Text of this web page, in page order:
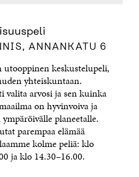
ANNANKATU 6
keskustelupeli,
yhteiskuntaan.
valita arvosi ja sen kuinka
on hyvinvoiva ja
planeetalle.
parempaa elämää
kolme peliä: klo
ja klo 14.30–16.00.